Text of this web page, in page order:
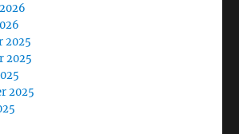
2025
2025
2025